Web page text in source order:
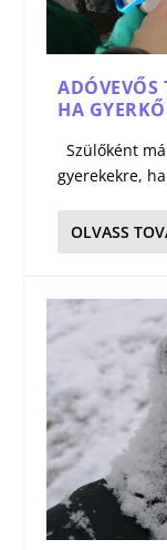
ADÓVEVŐS
HA
Szülőként
gyerekekre,
OLVASS